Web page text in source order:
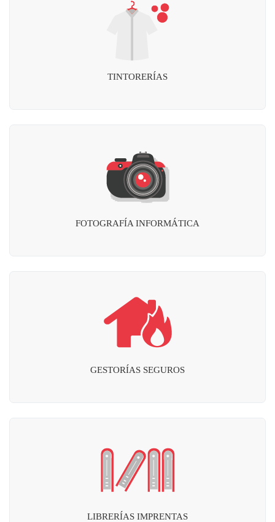
TINTORERÍAS
FOTOGRAFÍA INFORMÁTICA
GESTORÍAS SEGUROS
LIBRERÍAS IMPRENTAS